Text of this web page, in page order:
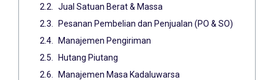
Jual Satuan Berat & Massa
Pesanan Pembelian dan Penjualan (PO & SO)
Manajemen Pengiriman
Hutang Piutang
Manajemen Masa Kadaluwarsa